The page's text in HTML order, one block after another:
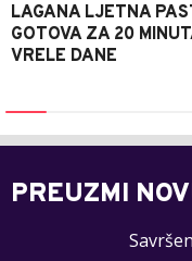
LAGANA LJETNA
GOTOVA ZA 20
VRELE DANE
PREUZMI